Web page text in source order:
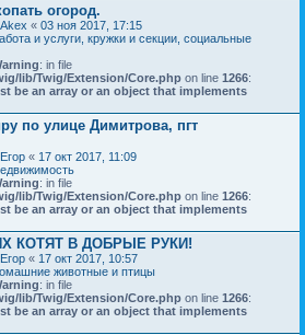
огород.
Akex « 03 ноя 2017, 17:15
и услуги, кружки и секции, социальные
: in file
lib/Twig/Extension/Core.php on line 1266:
be an array or an object that implements
по улице Димитрова, пгт
Егор « 17 окт 2017, 11:09
: in file
lib/Twig/Extension/Core.php on line 1266:
be an array or an object that implements
КОТЯТ В ДОБРЫЕ РУКИ!
Егор « 17 окт 2017, 10:57
животные и птицы
: in file
lib/Twig/Extension/Core.php on line 1266:
be an array or an object that implements